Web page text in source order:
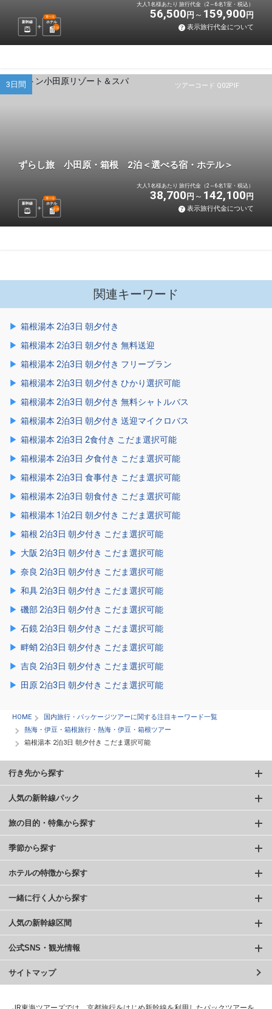
新幹線 ホテル
選べる
2泊
大人1名様あたり 旅行代金（2～6名1室・税込）
56,500 円 159,900 円
表示旅行代金について
ツアーコード Q02PIF
3日間
ずらし旅 小田原・箱根 2泊＜選べる宿・ホテル＞
新幹線 ホテル
選べる
2泊
大人1名様あたり 旅行代金（2～6名1室・税込）
38,700 円 142,100 円
表示旅行代金について
関連キーワード
箱根湯本 2泊3日 朝夕付き
箱根湯本 2泊3日 朝夕付き 無料送迎
箱根湯本 2泊3日 朝夕付き フリープラン
箱根湯本 2泊3日 朝夕付き ひかり選択可能
箱根湯本 2泊3日 朝夕付き 無料シャトルバス
箱根湯本 2泊3日 朝夕付き 送迎マイクロバス
箱根湯本 2泊3日 2食付き こだま選択可能
箱根湯本 2泊3日 夕食付き こだま選択可能
箱根湯本 2泊3日 食事付き こだま選択可能
箱根湯本 2泊3日 朝食付き こだま選択可能
箱根湯本 1泊2日 朝夕付き こだま選択可能
箱根 2泊3日 朝夕付き こだま選択可能
大阪 2泊3日 朝夕付き こだま選択可能
奈良 2泊3日 朝夕付き こだま選択可能
和具 2泊3日 朝夕付き こだま選択可能
磯部 2泊3日 朝夕付き こだま選択可能
石鏡 2泊3日 朝夕付き こだま選択可能
畔蛸 2泊3日 朝夕付き こだま選択可能
吉良 2泊3日 朝夕付き こだま選択可能
田原 2泊3日 朝夕付き こだま選択可能
HOME
国内旅行・パッケージツアーに関する注目キーワード一覧
熱海・伊豆・箱根旅行・熱海・伊豆・箱根ツアー
箱根湯本 2泊3日 朝夕付き こだま選択可能
行き先から探す
人気の新幹線パック
旅の目的・特集から探す
季節から探す
ホテルの特徴から探す
一緒に行く人から探す
人気の新幹線区間
公式SNS・観光情報
サイトマップ